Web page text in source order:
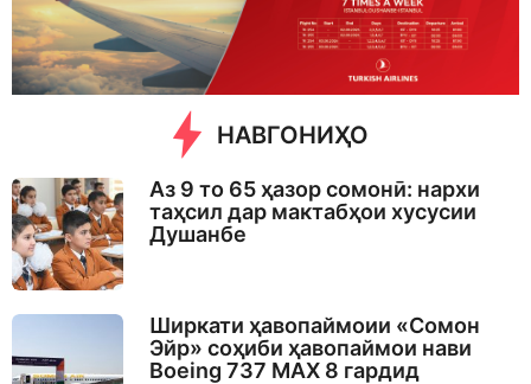
g
o
НАВГОНИҲО
Аз 9 то 65 ҳазор сомонӣ: нархи
таҳсил дар мактабҳои хусусии
Душанбе
Ширкати ҳавопаймоии «Сомон
Эйр» соҳиби ҳавопаймои нави
Boeing 737 MAX 8 гардид